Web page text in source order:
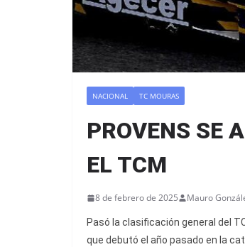
NACIONAL TC MOURAS
PROVENS SE
EL TCM
8 de febrero de 2025 Mauro
Pasó la clasificación general del
que debutó el año pasado en la